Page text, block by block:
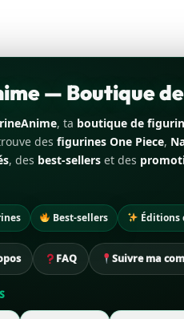
— Boutique
, ta boutique de
des figurines One Piece,
, des best-sellers et des
Best-sellers Éditions
FAQ Suivre ma